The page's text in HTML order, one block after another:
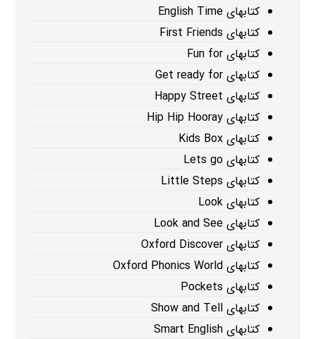
کتابهای English Time
کتابهای First Friends
کتابهای Fun for
کتابهای Get ready for
کتابهای Happy Street
کتابهای Hip Hip Hooray
کتابهای Kids Box
کتابهای Lets go
کتابهای Little Steps
کتابهای Look
کتابهای Look and See
کتابهای Oxford Discover
کتابهای Oxford Phonics World
کتابهای Pockets
کتابهای Show and Tell
کتابهای Smart English